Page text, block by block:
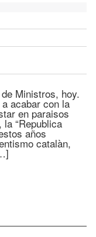
Ministros, hoy.
acabar con la
en paraisos
“Republica
años
catalàn,